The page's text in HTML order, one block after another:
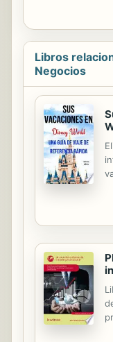
Libros
Negocios